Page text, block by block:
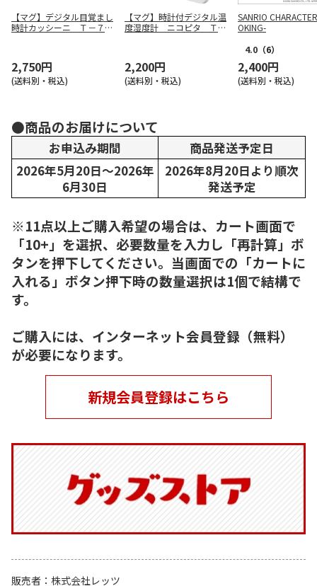
【マグ】デジタル目覚まし
時計カッシーニ Ｔ－７２
2,750円
(送料別・税込)
【マグ】時計付デジタル温
度湿度計 ニコピタ ＴＨ
2,200円
(送料別・税込)
SANRIO
OKING-
4.0 （6）
2,400円
(送料別・税込)
●商品のお届けについて
お申込み期間
商品発送予定日
2026年5月20日～2026年
6月30日
2026年8月20日より順次
発送予定
※11点以上ご購入希望の場合は、カート画面で
「10+」を選択、必要数量を入力し「再計算」ボ
タンを押下してください。当画面での「カートに
入れる」ボタン押下時の数量選択は1個で結構で
す。
ご購入には、インターネット会員登録（無料）
が必要になります。
新規会員登録はこちら
販売者
株式会社レッツ